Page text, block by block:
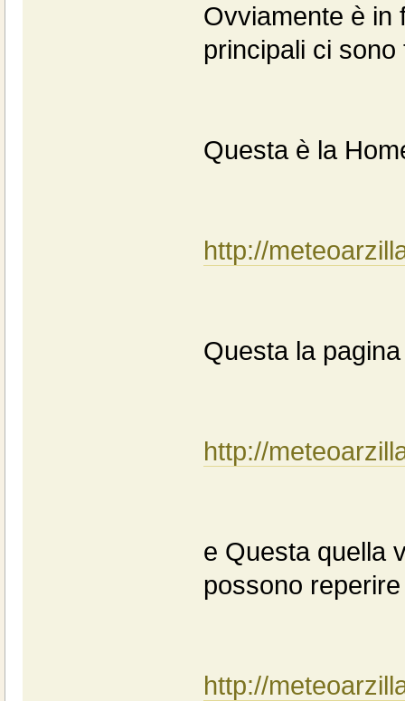
Ovviamente è in
principali ci sono
Questa è la
http://
Questa la
http://
e Questa quella
possono
http://